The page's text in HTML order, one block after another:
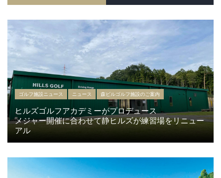
ゴルフ施設ニュース ニュース 森ビルゴルフ施設のご案内
ヒルズゴルフアカデミーがプロデュース
メジャー開催に合わせて静ヒルズが練習場をリニュー
アル